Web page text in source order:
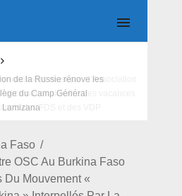
de la Russie rénove les
du Camp Général
Faso
OSC Au Burkina Faso
Du Mouvement «